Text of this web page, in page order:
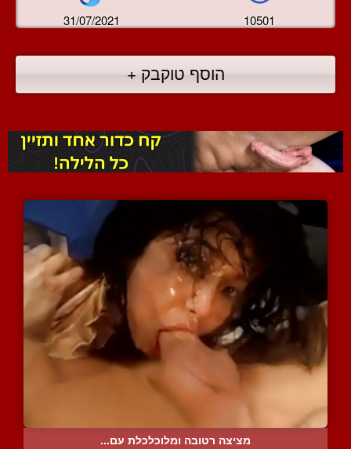
31/07/2021 10501
הוסף טוקבק +
מציצה רטובה ומלוכלכלת עם...